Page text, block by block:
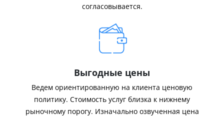
согласовывается.
Выгодные цены
Ведем ориентированную на клиента ценовую
политику. Стоимость услуг близка к нижнему
рыночному порогу. Изначально озвученная цена